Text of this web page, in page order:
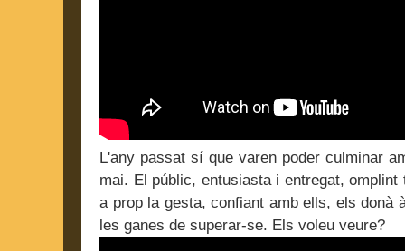
L'any passat sí que varen poder culminar
mai. El públic, entusiasta i entregat,
a prop la gesta, confiant amb ells, els donà
les ganes de superar-se. Els voleu veure?